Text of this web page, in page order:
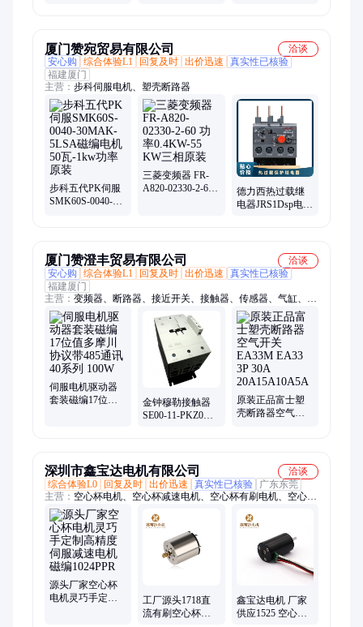
厦门赞宛贸易有限公司
洽谈
安心购
综合体验L1 回复及时 出价迅速
真实性已核验
福建厦门
主营： 步科伺服电机、塑壳断路器
步科五代PK伺服
SMK60S-0040-
三菱变频器 FR-
A820-02330-2-60
德力西热过载继
电器JRS1Dsp电机
厦门赞澄丰贸易有限公司
洽谈
安心购
综合体验L1 回复及时 出价迅速
真实性已核验
福建厦门
主营： 变频器、断路器、接近开关、接触器、传感器、气缸、驱
动器、编码器、电机、触摸屏、PLC、模块、软启动、按钮开
关、光电开关、电源、防雷、框架断路器
伺服电机驱动器
套装磁编17位值
金钟穆勒接触器
SE00-11-PKZ0
原装正品富士塑
壳断路器空气开
深圳市鑫宝达电机有限公司
洽谈
综合体验L0
回复及时 出价迅速 真实性已核验
广东东莞
主营： 空心杯电机、空心杯减速电机、空心杯有刷电机、空心杯
伺服电机、空心杯无刷电机
源头厂家空心杯
电机灵巧手定制
工厂源头1718直
流有刷空心杯电
鑫宝达电机 厂家
供应1525 空心杯